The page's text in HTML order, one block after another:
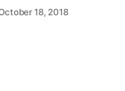
18, 2018